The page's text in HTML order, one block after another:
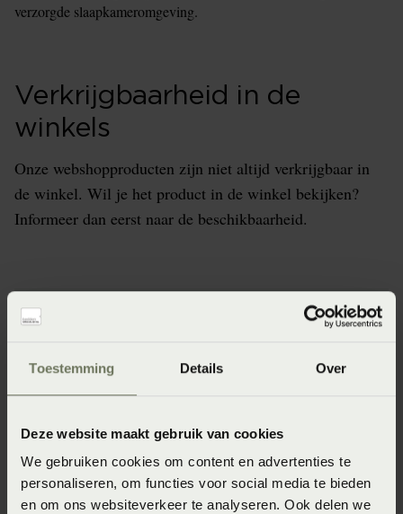
Toestemming Details Over
Deze website maakt gebruik van cookies
We gebruiken cookies om content en advertenties te
personaliseren, om functies voor social media te bieden
en om ons websiteverkeer te analyseren. Ook delen we
verzorgde slaapkameromgeving.
Verkrijgbaarheid in de
winkels
Onze webshopproducten zijn niet altijd verkrijgbaar in
de winkel. Wil je het product in de winkel bekijken?
Informeer dan eerst naar de beschikbaarheid.
Specificaties
Artikelnummer
Kleur
offwhite (Beige)
Wasinstructie